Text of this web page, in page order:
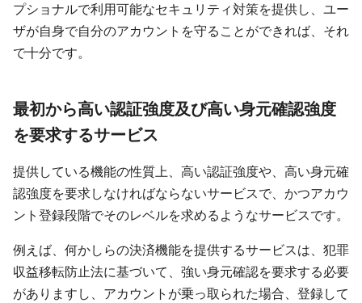
プショナルで利用可能なセキュリティ対策を提供し、ユー
ザが自身で自分のアカウントを守ることができれば、それ
で十分です。
最初から高い認証強度及び高い身元確認強度
を要求するサービス
提供している機能の性質上、高い認証強度や、高い身元確
認強度を要求しなければならないサービスで、かつアカウ
ント登録段階でそのレベルを求めるようなサービスです。
例えば、何かしらの決済機能を提供するサービスは、犯罪
収益移転防止法に基づいて、強い身元確認を要求する必要
がありますし、アカウントが乗っ取られた場合、登録して